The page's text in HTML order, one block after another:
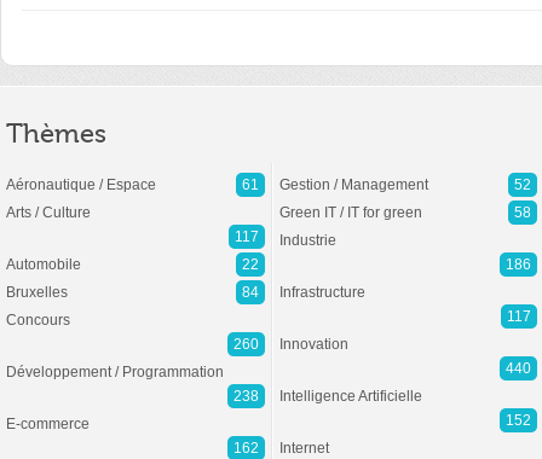
Thèmes
Aéronautique / Espace
61
Arts / Culture
117
Automobile
22
Bruxelles
84
Concours
260
Développement / Programmation
238
E-commerce
162
Gestion / Management
52
Green IT / IT for green
58
Industrie
186
Infrastructure
117
Innovation
440
Intelligence Artificielle
152
Internet